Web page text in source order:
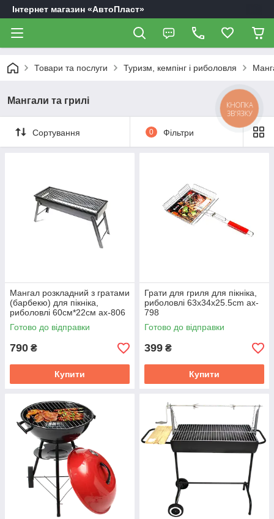
Інтернет магазин «АвтоПласт»
Товари та послуги Туризм, кемпінг і риболовля
Мангали та грилі
Сортування 0 Фільтри
Мангал розкладний з гратами
(барбекю) для пікніка,
риболовлі 60см*22см ax-806
Готово до відправки
790 ₴
Купити
Грати для гриля для пікніка,
риболовлі 63x34x25.5cm ax-
798
Готово до відправки
399 ₴
Купити
КНОПКА
ЗВ'ЯЗКУ